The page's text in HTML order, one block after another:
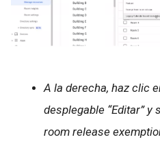
A la derecha, haz clic
desplegable “Editar” y
room release